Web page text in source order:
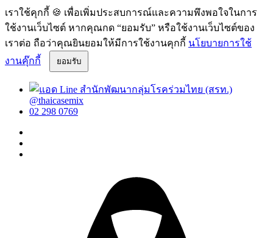
เราใช้คุกกี้ 🍪 เพื่อเพิ่มประสบการณ์และความพึงพอใจในการ
ใช้งานเว็บไซต์ หากคุณกด “ยอมรับ” หรือใช้งานเว็บไซต์ของ
เราต่อ ถือว่าคุณยินยอมให้มีการใช้งานคุกกี้ นโยบายการใช้
งานคุ๊กกี้
ยอมรับ
@thaicasemix
02 298 0769